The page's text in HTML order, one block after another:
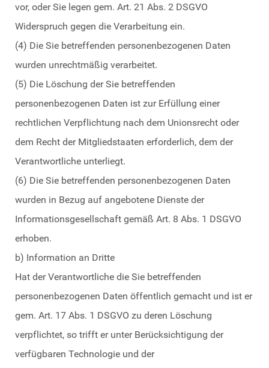
vor, oder Sie legen gem. Art. 21 Abs. 2 DSGVO
Widerspruch gegen die Verarbeitung ein.
(4) Die Sie betreffenden personenbezogenen Daten
wurden unrechtmäßig verarbeitet.
(5) Die Löschung der Sie betreffenden
personenbezogenen Daten ist zur Erfüllung einer
rechtlichen Verpflichtung nach dem Unionsrecht oder
dem Recht der Mitgliedstaaten erforderlich, dem der
Verantwortliche unterliegt.
(6) Die Sie betreffenden personenbezogenen Daten
wurden in Bezug auf angebotene Dienste der
Informationsgesellschaft gemäß Art. 8 Abs. 1 DSGVO
erhoben.
b) Information an Dritte
Hat der Verantwortliche die Sie betreffenden
personenbezogenen Daten öffentlich gemacht und ist er
gem. Art. 17 Abs. 1 DSGVO zu deren Löschung
verpflichtet, so trifft er unter Berücksichtigung der
verfügbaren Technologie und der